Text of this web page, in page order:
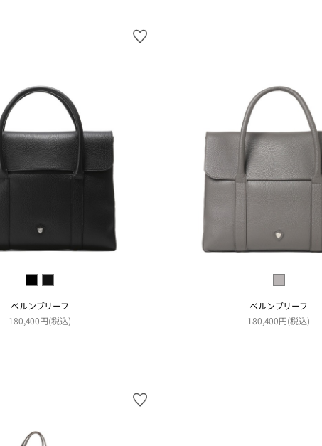
ベルンブリーフ
180,400円(税込)
ベルンブリーフ
180,400円(税込)